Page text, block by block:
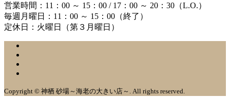
営業時間：11：00 ～ 15：00 / 17：00 ～ 20：30（L.O.）
毎週月曜日：11：00 ～ 15：00（終了）
定休日：火曜日（第３月曜日）
Copyright © 神栖 砂場～海老の大きい店～. All rights reserved.